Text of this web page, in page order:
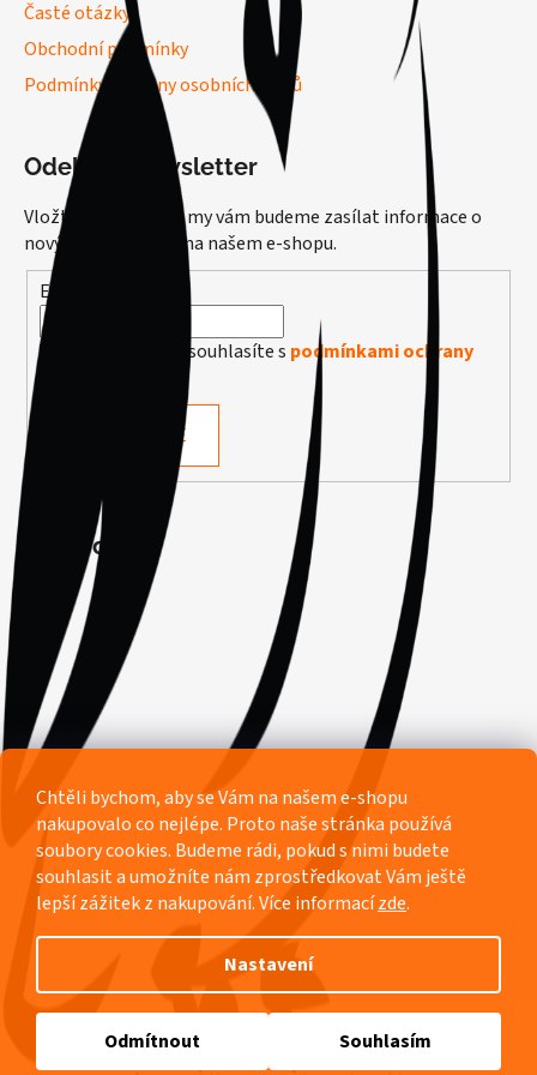
Chtěli bychom, aby se Vám na našem e-shopu
nakupovalo co nejlépe. Proto naše stránka používá
soubory cookies. Budeme rádi, pokud s nimi budete
souhlasit a umožníte nám zprostředkovat Vám ještě
lepší zážitek z nakupování.Více informacízde.
Nastavení
Odmítnout Souhlasím
Časté otázky
Obchodní podmínky
Podmínky ochrany osobních údajů
Odebírat newsletter
Vložte svůj e-mail a my vám budeme zasílat informace o
nových produktech na našem e-shopu.
E-mail
Vložením e-mailu souhlasíte s podmínkami ochrany
PŘIHLÁSIT SE
Facebook
Copyright 2026Pyžamový ráj Rozárka. Všechna práva